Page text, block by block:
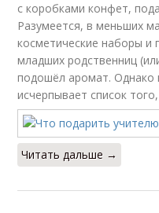
с коробками конфет,
Разумеется, в меньших
косметические наборы и
младших родственниц
подошёл аромат. Однако
исчерпывает список
Читать дальше →